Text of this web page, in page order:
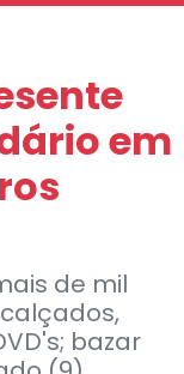
em
de mil
bazar